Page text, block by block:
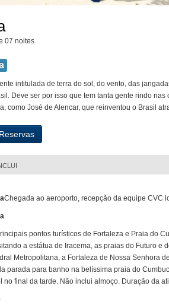
07 noites
intitulada de terra do sol, do vento, das
Deve ser por isso que tem tanta gente rindo
como José de Alencar, que reinventou o Brasil
Chegada ao aeroporto, recepção da equipe CVC
pontos turísticos de Fortaleza e Praia do
a estátua de Iracema, as praias do Futuro
Metropolitana, a Fortaleza de Nossa Senhora
parada para banho na belíssima praia do
no final da tarde. Não inclui almoço. Duração da